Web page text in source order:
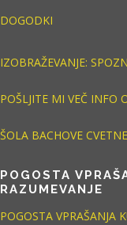
DOGODKI
IZOBRAŽEVANJE:
POŠLJITE MI VEČ INFO
ŠOLA BACHOVE
POGOSTA
RAZUMEVANJE
POGOSTA VPRAŠANJA